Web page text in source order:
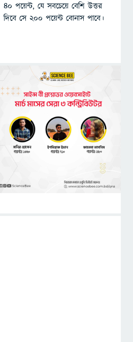
৪০ পয়েন্ট, যে সবচেয়ে বেশি উত্তর
দিবে সে ২০০ পয়েন্ট বোনাস পাবে।